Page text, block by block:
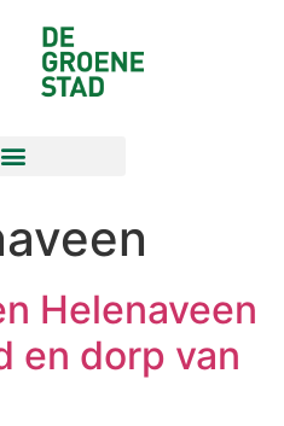
Helenaveen
en dorp van